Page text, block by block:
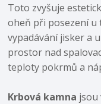
Toto zvyšuje
oheň při posezení u
vypadávání jisker a
prostor nad
teploty pokrmů a
Krbová kamna jsou